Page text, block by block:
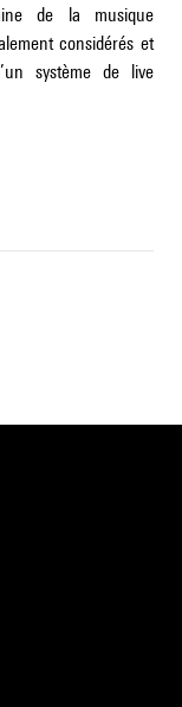
de la musique
considérés et
système de live